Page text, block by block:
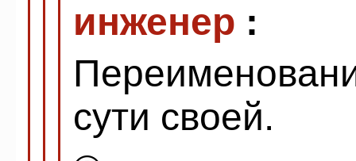
инженер :
сути своей.